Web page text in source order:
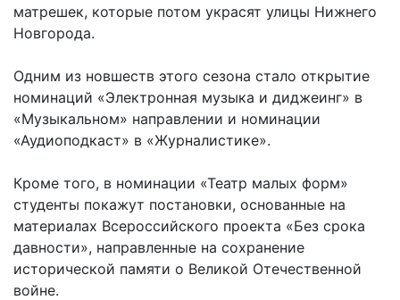
матрешек, которые потом украсят улицы Нижнего
Новгорода.
Одним из новшеств этого сезона стало открытие
номинаций «Электронная музыка и диджеинг» в
«Музыкальном» направлении и номинации
«Аудиоподкаст» в «Журналистике».
Кроме того, в номинации «Театр малых форм»
студенты покажут постановки, основанные на
материалах Всероссийского проекта «Без срока
давности», направленные на сохранение
исторической памяти о Великой Отечественной
войне.